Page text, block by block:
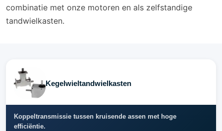
combinatie met onze motoren en als zelfstandige
tandwielkasten.
Kegelwieltandwielkasten
Koppeltransmissie tussen kruisende assen met hoge
efficiëntie.